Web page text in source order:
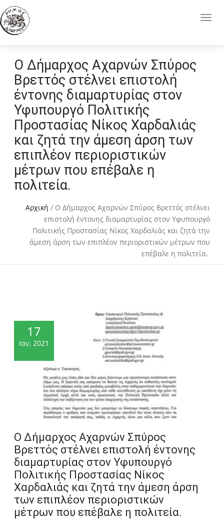
Ο Δήμαρχος Αχαρνών Σπύρος
Βρεττός στέλνει επιστολή
έντονης διαμαρτυρίας στον
Υφυπουργό Πολιτικής
Προστασίας Νίκος Χαρδαλιάς
και ζητά την άμεση άρση των
επιπλέον περιοριστικών
μέτρων που επέβαλε η
πολιτεία.
Αρχική / Ο Δήμαρχος Αχαρνών Σπύρος Βρεττός στέλνει
επιστολή έντονης διαμαρτυρίας στον Υφυπουργό
Πολιτικής Προστασίας Νίκος Χαρδαλιάς και ζητά την
άμεση άρση των επιπλέον περιοριστικών μέτρων που
επέβαλε η πολιτεία.
17
Ιαν, 2021
Ο Δήμαρχος Αχαρνών Σπύρος
Βρεττός στέλνει επιστολή έντονης
διαμαρτυρίας στον Υφυπουργό
Πολιτικής Προστασίας Νίκος
Χαρδαλιάς και ζητά την άμεση άρση
των επιπλέον περιοριστικών
μέτρων που επέβαλε η πολιτεία.